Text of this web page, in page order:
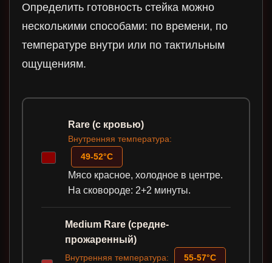
Определить готовность стейка можно
несколькими способами: по времени, по
температуре внутри или по тактильным
ощущениям.
Rare (с кровью)
Внутренняя температура:
49-52°C
Мясо красное, холодное в центре.
На сковороде: 2+2 минуты.
Medium Rare (средне-
прожаренный)
Внутренняя температура: 55-57°C